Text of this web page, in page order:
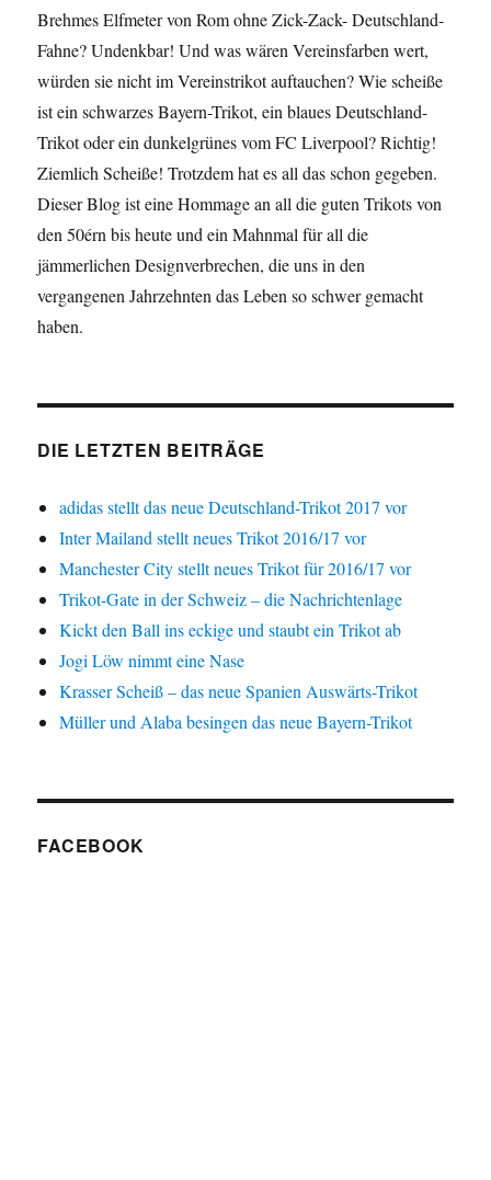
Brehmes Elfmeter von Rom ohne Zick-Zack- Deutschland-
Fahne? Undenkbar! Und was wären Vereinsfarben wert,
würden sie nicht im Vereinstrikot auftauchen? Wie scheiße
ist ein schwarzes Bayern-Trikot, ein blaues Deutschland-
Trikot oder ein dunkelgrünes vom FC Liverpool? Richtig!
Ziemlich Scheiße! Trotzdem hat es all das schon gegeben.
Dieser Blog ist eine Hommage an all die guten Trikots von
den 50érn bis heute und ein Mahnmal für all die
jämmerlichen Designverbrechen, die uns in den
vergangenen Jahrzehnten das Leben so schwer gemacht
haben.
DIE LETZTEN BEITRÄGE
adidas stellt das neue Deutschland-Trikot 2017 vor
Inter Mailand stellt neues Trikot 2016/17 vor
Manchester City stellt neues Trikot für 2016/17 vor
Trikot-Gate in der Schweiz – die Nachrichtenlage
Kickt den Ball ins eckige und staubt ein Trikot ab
Jogi Löw nimmt eine Nase
Krasser Scheiß – das neue Spanien Auswärts-Trikot
Müller und Alaba besingen das neue Bayern-Trikot
FACEBOOK